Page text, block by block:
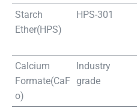
Starch
Ether(HPS)
HPS-301
Calcium
Formate(CaF
o)
Industry
grade